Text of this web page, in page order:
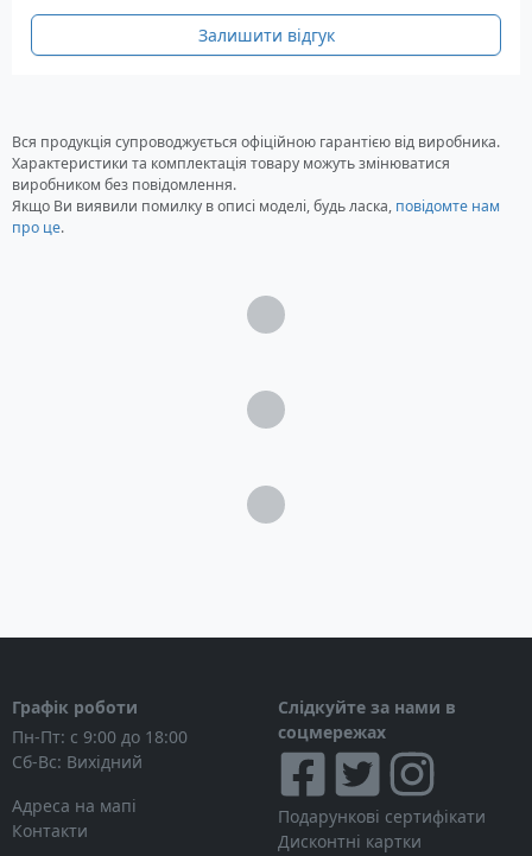
Залишити відгук
Вся продукція супроводжується офіційною гарантією від виробника.
Характеристики та комплектація товару можуть змінюватися
виробником без повідомлення.
Якщо Ви виявили помилку в описі моделі, будь ласка, повідомте нам
про це.
Графік роботи
Пн-Пт: с 9:00 до 18:00
Сб-Вс: Вихідний
Адреса на мапі
Контакти
Слідкуйте за нами в
соцмережах
Подарункові сертифікати
Дисконтні картки